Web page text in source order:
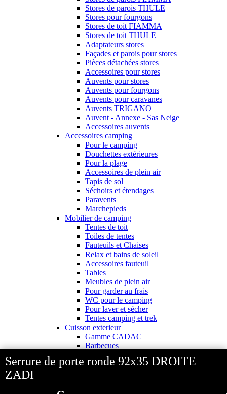
Serrure de porte ronde 92x35 DROITE
ZADI
Stores de parois THULE
Stores pour fourgons
Stores de toit FIAMMA
Stores de toit THULE
Adaptateurs stores
Façades et parois pour stores
Pièces détachées stores
Accessoires pour stores
Auvents pour stores
Auvents pour fourgons
Auvents pour caravanes
Auvents TRIGANO
Auvent - Annexe - Sas Neige
Accessoires auvents
Accessoires camping
Pour le camping
Douchettes extérieures
Pour la plage
Accessoires de plein air
Tapis de sol
Séchoirs et étendages
Paravents
Marchepieds
Mobilier de camping
Tentes de toit
Toiles de tentes
Fauteuils et Chaises
Relax et bains de soleil
Accessoires fauteuil
Tables
Meubles de plein air
Pour garder au frais
WC pour le camping
Pour laver et sécher
Tentes camping et trek
Cuisson exterieur
Gamme CADAC
Barbecues
Réchauds d'extérieur
Chaud - froid gaz